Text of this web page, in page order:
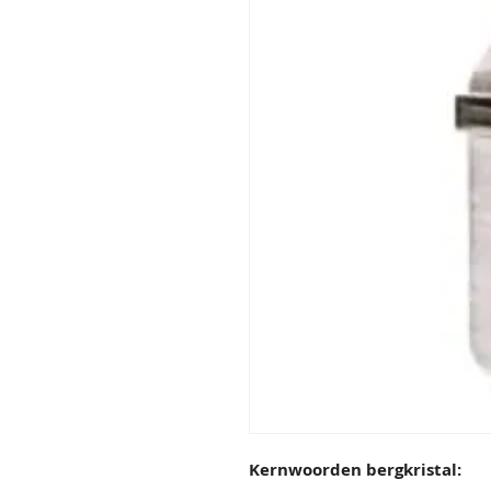
Kernwoorden bergkristal: